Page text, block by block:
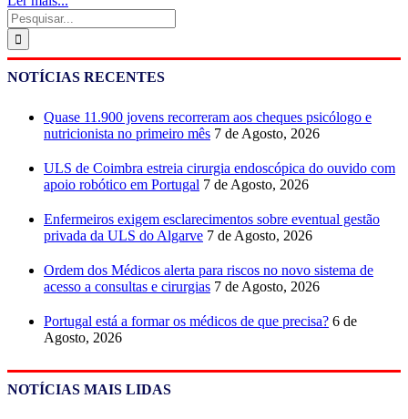
Pesquisar
NOTÍCIAS RECENTES
Quase 11.900 jovens recorreram aos cheques psicólogo e
nutricionista no primeiro mês 7 de Agosto, 2026
ULS de Coimbra estreia cirurgia endoscópica do ouvido com
apoio robótico em Portugal 7 de Agosto, 2026
Enfermeiros exigem esclarecimentos sobre eventual gestão
privada da ULS do Algarve 7 de Agosto, 2026
Ordem dos Médicos alerta para riscos no novo sistema de
acesso a consultas e cirurgias 7 de Agosto, 2026
Portugal está a formar os médicos de que precisa? 6 de
Agosto, 2026
NOTÍCIAS MAIS LIDAS